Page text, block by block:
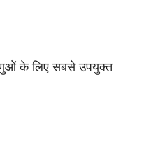
के लिए सबसे उपयुक्त